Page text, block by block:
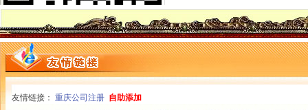
重庆渝中区重庆代帐公司工商行政管理的主要方法-直辖市重庆工商信息
僵尸车-搜百科
重庆到荣成物流托运公司-货运部-濮网
三峡水利：2016年年度报告（2017-03-25）_三峡水利（）个
渝万囤0518号趸船一艘拍卖-渝中区设备物资拍卖公告-众拍网
渝中区代账公司
重庆普飞代理记账有限公司
友情链接： 重庆公司注册 自助添加